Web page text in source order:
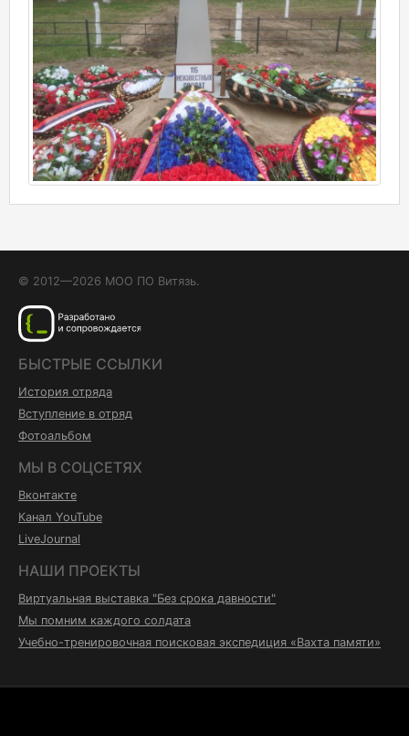
© 2012—2026 МОО ПО Витязь.
БЫСТРЫЕ ССЫЛКИ
История отряда
Вступление в отряд
Фотоальбом
МЫ В СОЦСЕТЯХ
Вконтакте
Канал YouTube
LiveJournal
НАШИ ПРОЕКТЫ
Виртуальная выставка "Без срока давности"
Мы помним каждого солдата
Учебно-тренировочная поисковая экспедиция «Вахта памяти»